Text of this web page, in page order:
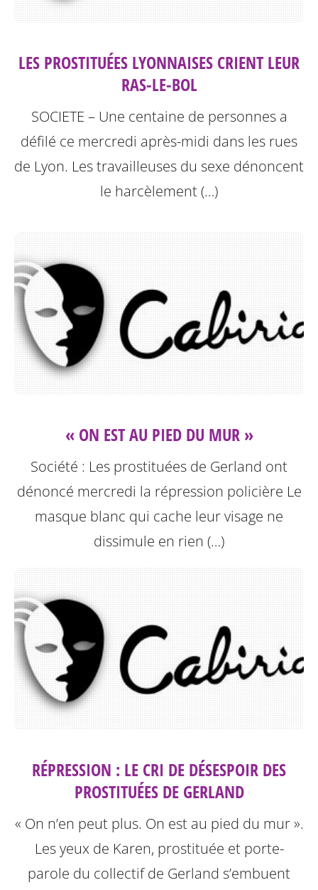
LES PROSTITUÉES LYONNAISES CRIENT LEUR
RAS-LE-BOL
SOCIETE – Une centaine de personnes a
défilé ce mercredi après-midi dans les rues
de Lyon. Les travailleuses du sexe dénoncent
le harcèlement (…)
« ON EST AU PIED DU MUR »
Société : Les prostituées de Gerland ont
dénoncé mercredi la répression policière Le
masque blanc qui cache leur visage ne
dissimule en rien (…)
RÉPRESSION : LE CRI DE DÉSESPOIR DES
PROSTITUÉES DE GERLAND
« On n’en peut plus. On est au pied du mur ».
Les yeux de Karen, prostituée et porte-
parole du collectif de Gerland s’embuent